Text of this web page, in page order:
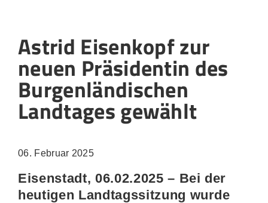
Astrid Eisenkopf zur
neuen Präsidentin des
Burgenländischen
Landtages gewählt
06. Februar 2025
Eisenstadt, 06.02.2025 – Bei der
heutigen Landtagssitzung wurde